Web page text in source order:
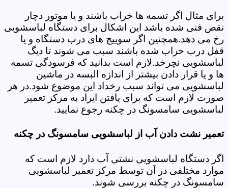
برای مثال اگر تسمه ها خراب باشند و یا موتور دچار
نقص فنی شده باشد این اشکال برای دستگاه لباسشویی
رخ می دهد.همچنین اگر سوییچ های درب دستگاه و یا
قفل درب خراب شده باشند سبب می شوند تا دیگ
لباسشویی نچرخد.لازم است بدانید که فرسودگی تسمه
ها و یا قرار دادن بیشتر از اندازه البسه در ماشین
لباسشویی می تواند سبب رخداد این موضوع شود.در هر
صورت لازم است که برای یافتن ایراد به مرکز تعمیر
لباسشویی سامسونگ در چکنه رجوع نمایید.
تعمیر نشت دادن آب از لباسشویی سامسونگ در چکنه
اگر دستگاه لباسشویی نشتی آب دارد لازم است که
موارد مختلفی در آن توسط مرکز تعمیر لباسشویی
سامسونگ در چکنه بررسی شوند.